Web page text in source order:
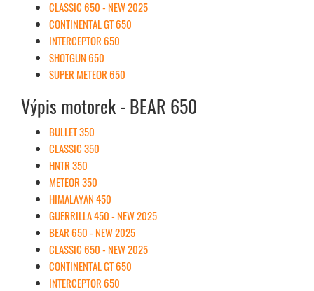
CLASSIC 650 - NEW 2025
CONTINENTAL GT 650
INTERCEPTOR 650
SHOTGUN 650
SUPER METEOR 650
Výpis motorek - BEAR 650
BULLET 350
CLASSIC 350
HNTR 350
METEOR 350
HIMALAYAN 450
GUERRILLA 450 - NEW 2025
BEAR 650 - NEW 2025
CLASSIC 650 - NEW 2025
CONTINENTAL GT 650
INTERCEPTOR 650